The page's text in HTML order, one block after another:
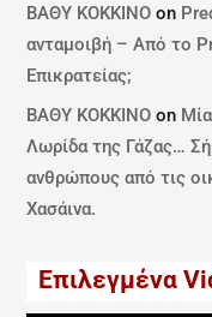
ΒΑΘΥ ΚΟΚΚΙΝΟ on
ανταμοιβή – Από το
Επικρατείας;
ΒΑΘΥ ΚΟΚΚΙΝΟ on
Λωρίδα της Γάζας…
ανθρώπους από τις
Χασάινα.
Επιλεγμένα